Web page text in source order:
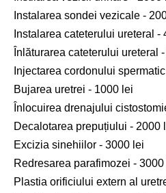
Instalarea sondei vezicale -
Instalarea cateterului ureteral -
Înlăturarea cateterului ureteral
Injectarea cordonului
Bujarea uretrei - 1000 lei
Înlocuirea drenajului
Decalotarea prepuțiului - 2000
Excizia sinehiilor - 3000 lei
Redresarea parafimozei - 3000
Plastia orificiului extern al